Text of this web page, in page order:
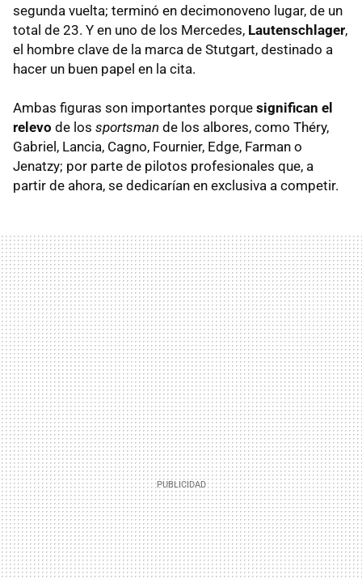
segunda vuelta; terminó en decimonoveno lugar, de un
total de 23. Y en uno de los Mercedes, Lautenschlager,
el hombre clave de la marca de Stutgart, destinado a
hacer un buen papel en la cita.
Ambas figuras son importantes porque significan el
relevo de los sportsman de los albores, como Théry,
Gabriel, Lancia, Cagno, Fournier, Edge, Farman o
Jenatzy; por parte de pilotos profesionales que, a
partir de ahora, se dedicarían en exclusiva a competir.